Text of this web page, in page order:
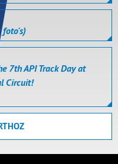
foto's)
7th API Track Day at
Circuit!